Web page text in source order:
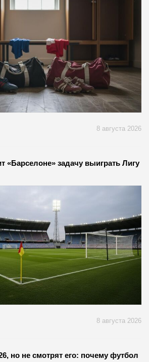
8 августа 2026
«Барселоне» задачу выиграть Лигу
8 августа 2026
но не смотрят его: почему футбол